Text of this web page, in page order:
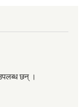
छन् ।